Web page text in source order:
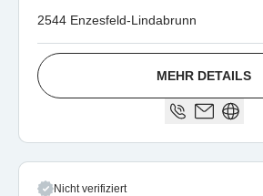
2544 Enzesfeld-Lindabrunn
MEHR DETAILS
Nicht verifiziert